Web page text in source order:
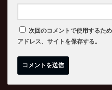
次回のコメントで使用するた
アドレス、サイトを保存する。